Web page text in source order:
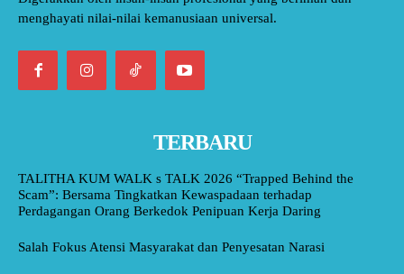
menghayati nilai-nilai kemanusiaan universal.
TERBARU
TALITHA KUM WALK s TALK 2026 “Trapped Behind the
Scam”: Bersama Tingkatkan Kewaspadaan terhadap
Perdagangan Orang Berkedok Penipuan Kerja Daring
Salah Fokus Atensi Masyarakat dan Penyesatan Narasi